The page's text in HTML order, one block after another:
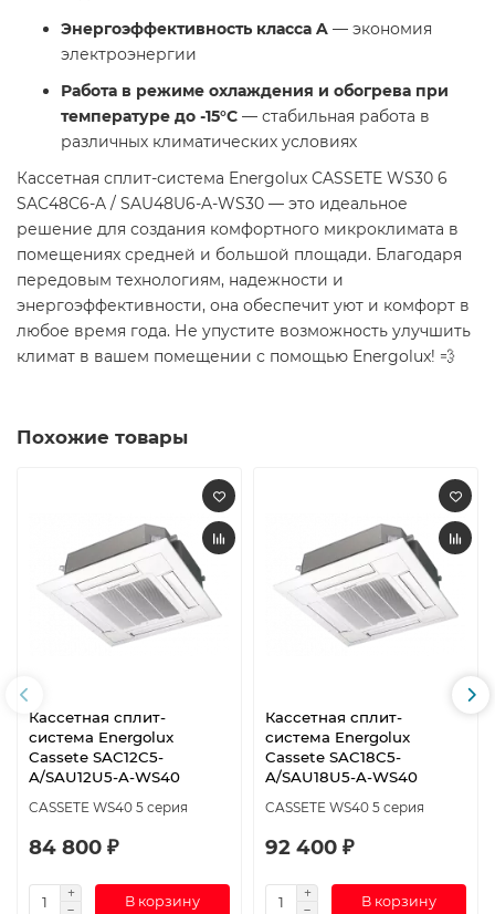
Энергоэффективность класса A — экономия
электроэнергии
Работа в режиме охлаждения и обогрева при
температуре до -15°C — стабильная работа в
различных климатических условиях
Кассетная сплит-система Energolux CASSETE WS30 6
SAC48C6-A / SAU48U6-A-WS30 — это идеальное
решение для создания комфортного микроклимата в
помещениях средней и большой площади. Благодаря
передовым технологиям, надежности и
энергоэффективности, она обеспечит уют и комфорт в
любое время года. Не упустите возможность улучшить
климат в вашем помещении с помощью Energolux! 💨
Похожие товары
Кассетная сплит-
система Energolux
Cassete SAC12C5-
A/SAU12U5-A-WS40
CASSETE WS40 5 серия
84 800 ₽
В корзину
Кассетная сплит-
система Energolux
Cassete SAC18C5-
A/SAU18U5-A-WS40
CASSETE WS40 5 серия
92 400 ₽
В корзину